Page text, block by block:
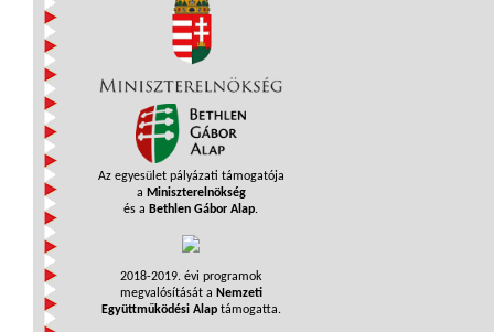
Az egyesület pályázati támogatója
a Miniszterelnökség
és a Bethlen Gábor Alap.
2018-2019. évi programok
megvalósítását a Nemzeti
Együttműködési Alaptámogatta.